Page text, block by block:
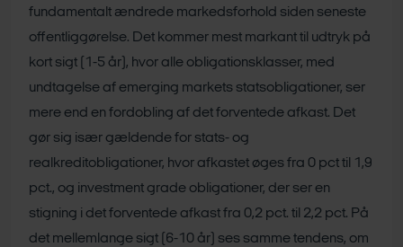
fundamentalt ændrede markedsforhold siden seneste
offentliggørelse. Det kommer mest markant til udtryk på
kort sigt (1-5 år), hvor alle obligationsklasser, med
undtagelse af emerging markets statsobligationer, ser
mere end en fordobling af det forventede afkast. Det
gør sig især gældende for stats- og
realkreditobligationer, hvor afkastet øges fra 0 pct til 1,9
pct., og investment grade obligationer, der ser en
stigning i det forventede afkast fra 0,2 pct. til 2,2 pct. På
det mellemlange sigt (6-10 år) ses samme tendens, om